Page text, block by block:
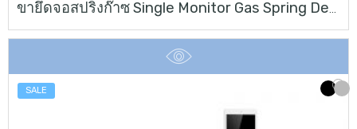
price
was:
฿3,290.
price
is:
ขายึดจอสปริงก๊าซ Single Monitor Gas Spring Desk Mount
SALE